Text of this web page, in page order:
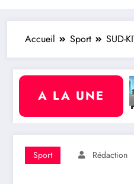
Accueil Sport SUD-
A LA UNE
en Centre
: Démolition de
Sport Rédaction